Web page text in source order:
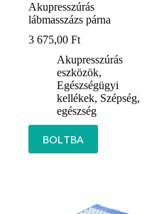
Akupresszúrás
lábmasszázs párna
3 675,00 Ft
Akupresszúrás
eszközök,
Egészségügyi
kellékek, Szépség,
egészség
BOLTBA